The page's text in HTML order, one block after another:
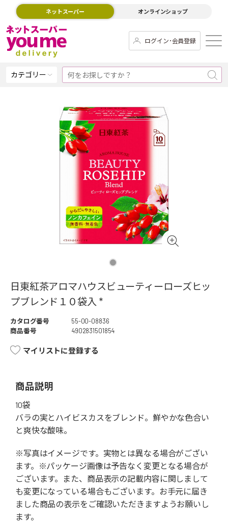
ネットスーパー オンラインショップ
ログイン･会員登録
カテゴリー
日東紅茶アロマハウスビューティーローズヒッ
プブレンド１０袋入 *
カタログ番号
55-00-08836
商品番号
4902831501854
マイリストに登録する
商品説明
10袋
バラの実とハイビスカスをブレンド。鮮やかな色合い
と爽快な酸味。
※写真はイメージです。実物とは異なる場合がござい
ます。※パッケージ画像は予告なく変更となる場合が
ございます。また、商品表示の記載内容に関しまして
も変更になっている場合もございます。お手元に届き
ました商品の表示をご確認いただきますようお願いし
ます。